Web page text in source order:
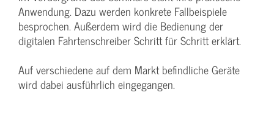
Anwendung. Dazu werden konkrete Fallbeispiele
besprochen. Außerdem wird die Bedienung der
digitalen Fahrtenschreiber Schritt für Schritt erklärt.
Auf verschiedene auf dem Markt befindliche Geräte
wird dabei ausführlich eingegangen.